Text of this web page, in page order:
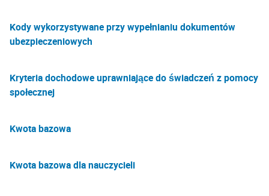
Kody wykorzystywane przy wypełnianiu dokumentów
ubezpieczeniowych
Kryteria dochodowe uprawniające do świadczeń z pomocy
społecznej
Kwota bazowa
Kwota bazowa dla nauczycieli